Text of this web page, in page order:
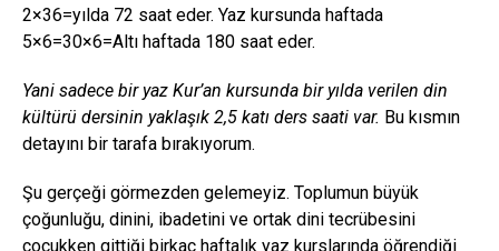
2×36=yılda 72 saat eder. Yaz kursunda haftada
5×6=30×6=Altı haftada 180 saat eder.
Yani sadece bir yaz Kur’an kursunda bir yılda verilen din
kültürü dersinin yaklaşık 2,5 katı ders saati var. Bu kısmın
detayını bir tarafa bırakıyorum.
Şu gerçeği görmezden gelemeyiz. Toplumun büyük
çoğunluğu, dinini, ibadetini ve ortak dini tecrübesini
çocukken gittiği birkaç haftalık yaz kurslarında öğrendiği